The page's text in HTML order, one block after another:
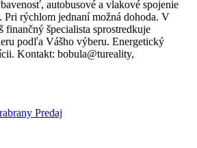
autobusové a vlakové spojenie
Pri rýchlom jednaní možná dohoda. V
finančný špecialista sprostredkuje
podľa Vášho výberu. Energetický
Kontakt: bobula@tureality,
Predaj